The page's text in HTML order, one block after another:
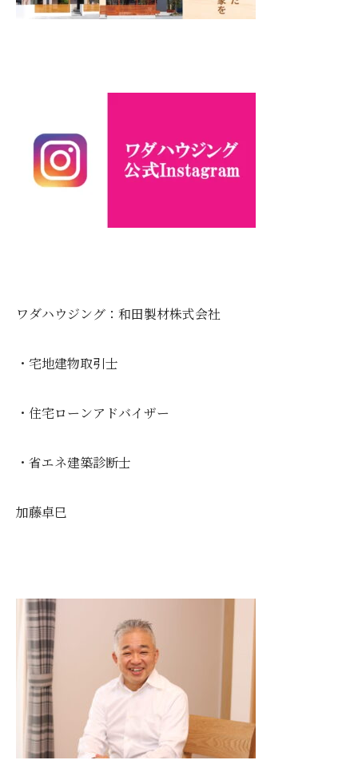
ワダハウジング：和田製材株式会社
・宅地建物取引士
・住宅ローンアドバイザー
・省エネ建築診断士
加藤卓巳